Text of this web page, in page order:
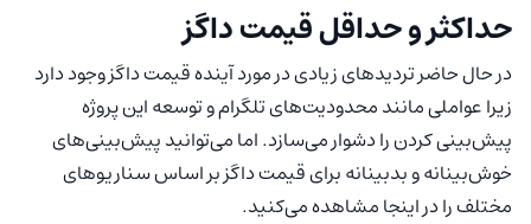
حداکثر و حداقل قیمت داگز
در حال حاضر تردیدهای زیادی در مورد آینده قیمت داگز وجود دارد
زیرا عواملی مانند محدودیت‌های تلگرام و توسعه این پروژه
پیش‌بینی کردن را دشوار می‌سازد. اما می‌توانید پیش‌بینی‌های
خوش‌بینانه‌ و بدبینانه‌ برای قیمت داگز بر اساس سناریوهای
مختلف را در اینجا مشاهده می‌کنید.